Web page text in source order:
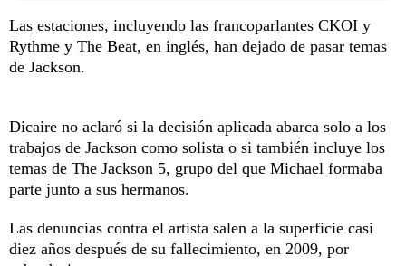
Las estaciones, incluyendo las francoparlantes CKOI y
Rythme y The Beat, en inglés, han dejado de pasar temas
de Jackson.
Dicaire no aclaró si la decisión aplicada abarca solo a los
trabajos de Jackson como solista o si también incluye los
temas de The Jackson 5, grupo del que Michael formaba
parte junto a sus hermanos.
Las denuncias contra el artista salen a la superficie casi
diez años después de su fallecimiento, en 2009, por